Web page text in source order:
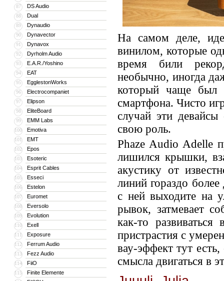
87 DS Audio
88 Dual
89 Dynaudio
90 Dynavector
91 Dynavox
92 Dyrholm Audio
93 E.A.R./Yoshino
94 EAT
95 EgglestonWorks
96 Electrocompaniet
97 Elipson
98 EliteBoard
99 EMM Labs
100 Emotiva
101 EMT
102 Epos
103 Esoteric
104 Esprit Cables
105 Esseci
106 Estelon
107 Euromet
108 Eversolo
109 Evolution
110 Exell
111 Exposure
112 Ferrum Audio
113 Fezz Audio
114 FiiO
115 Finite Elemente
На самом деле,
винилом, которые
время били
необычно, иногда
который чаще был
смартфона. Чисто
случай эти
свою роль.
Phaze Audio Adelle
лишился крышки,
акустику от
линий гораздо
с ней выходите на
рывок, затмевает
как-то
пристрастия с
вау-эффект тут
смысла двигаться в